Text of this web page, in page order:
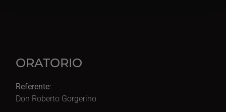
ORATORIO
Referente:
Don Roberto Gorgerino